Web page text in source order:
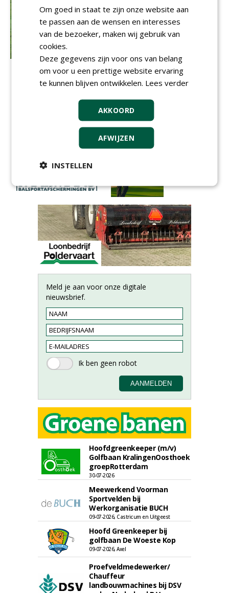
Meld je aan voor onze digitale
nieuwsbrief.
Hoofdgreenkeeper (m/v)
Golfbaan KralingenOosthoek
groepRotterdam
30-07-2026
Meewerkend Voorman
Sportvelden bij
Werkorganisatie BUCH
09-07-2026, Castricum en Uitgeest
Hoofd Greenkeeper bij
golfbaan De Woeste Kop
09-07-2026, Axel
Proefveldmedewerker/
Chauffeur
landbouwmachines bij DSV
Om goed in staat te zijn onze website aan
te passen aan de wensen en interesses
van de bezoeker, maken wij gebruik van
cookies.
Deze gegevens zijn voor ons van belang
om voor u een prettige website ervaring
te kunnen blijven ontwikkelen. Lees verder
AKKOORD
AFWIJZEN
INSTELLEN